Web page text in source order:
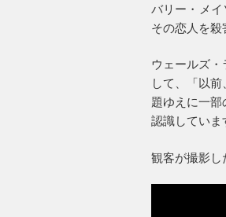
バリー・メ
その恋人を殺
ウェールズ
して、「以
題ゆえに一
認識していま
観客が撮影し